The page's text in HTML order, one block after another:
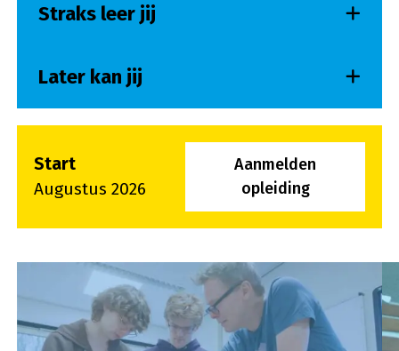
Straks leer jij
Later kan jij
Start
Augustus 2026
Aanmelden
opleiding